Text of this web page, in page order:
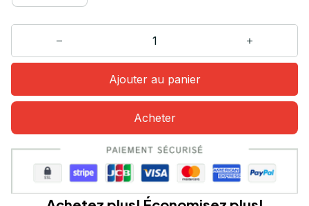
Ajouter au panier
Acheter